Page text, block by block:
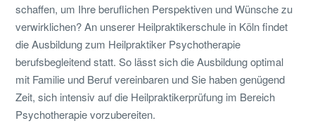
schaffen, um Ihre beruflichen Perspektiven und Wünsche zu
verwirklichen? An unserer Heilpraktikerschule in Köln findet
die Ausbildung zum Heilpraktiker Psychotherapie
berufsbegleitend statt. So lässt sich die Ausbildung optimal
mit Familie und Beruf vereinbaren und Sie haben genügend
Zeit, sich intensiv auf die Heilpraktikerprüfung im Bereich
Psychotherapie vorzubereiten.